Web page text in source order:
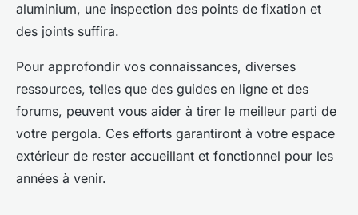
aluminium, une inspection des points de fixation et
des joints suffira.
Pour approfondir vos connaissances, diverses
ressources, telles que des guides en ligne et des
forums, peuvent vous aider à tirer le meilleur parti de
votre pergola. Ces efforts garantiront à votre espace
extérieur de rester accueillant et fonctionnel pour les
années à venir.